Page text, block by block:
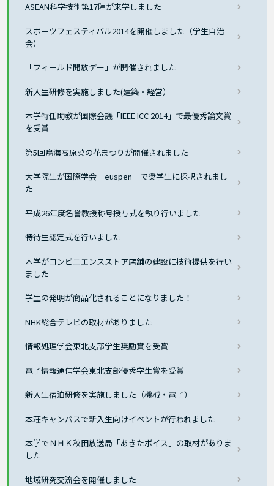
ASEAN科学技術第17陣が来学しました
スポーツフェスティバル2014を開催しました（学生自治
会）
「フィールド開放デー」が開催されました
新入生研修を実施しました(建築・経営）
本学特任助教が国際会議「IEEE ICC 2014」で最優秀論文賞
を受賞
第5回鳥海高原菜の花まつりが開催されました
大学院生が国際学会「euspen」で奨学生に採択されまし
た
平成26年度名誉教授称号授与式を執り行いました
特待生認定式を行いました
本学がコンビニエンスストア店舗の建設に技術提供を行い
ました
学生の発明が商品化されることになりました！
NHK総合テレビの取材がありました
情報処理学会東北支部学生奨励賞を受賞
電子情報通信学会東北支部優秀学生賞を受賞
新入生宿泊研修を実施しました（機械・電子）
本荘キャンパスで新入生向けイベントが行われました
本学でＮＨＫ秋田放送局「あきたボイス」の取材がありま
した
地域研究交流会を開催しました